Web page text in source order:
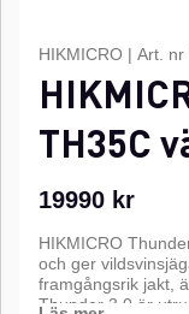
HIKMICRO | Art. nr
TH35C
19990 kr
HIKMICRO
och ger
framgångsrik jakt,
Thunder 3.0 är